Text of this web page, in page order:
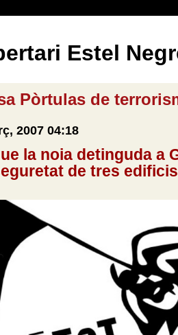
Estel
Pòrtulas de
2007 04:18
la noia detinguda a
de tres